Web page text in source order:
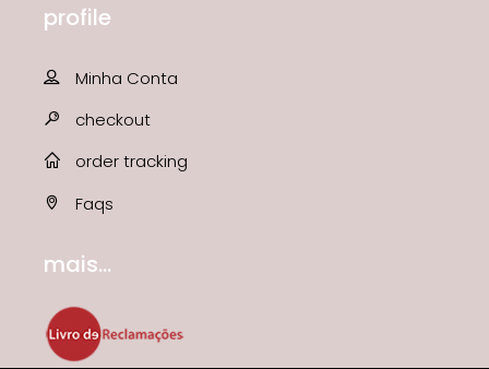
profile
Minha Conta
checkout
order tracking
Faqs
mais...